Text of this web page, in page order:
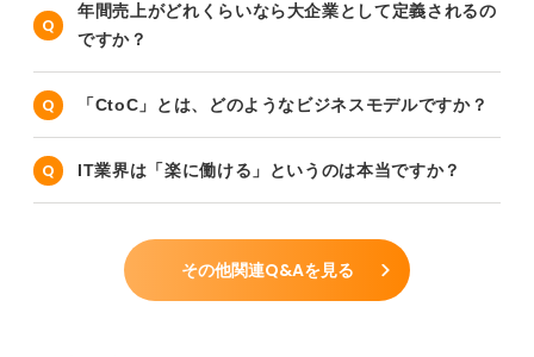
年間売上がどれくらいなら大企業として定義されるの
ですか？
「CtoC」とは、どのようなビジネスモデルですか？
IT業界は「楽に働ける」というのは本当ですか？
その他関連Q&Aを見る